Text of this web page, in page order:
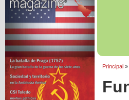
Principal»